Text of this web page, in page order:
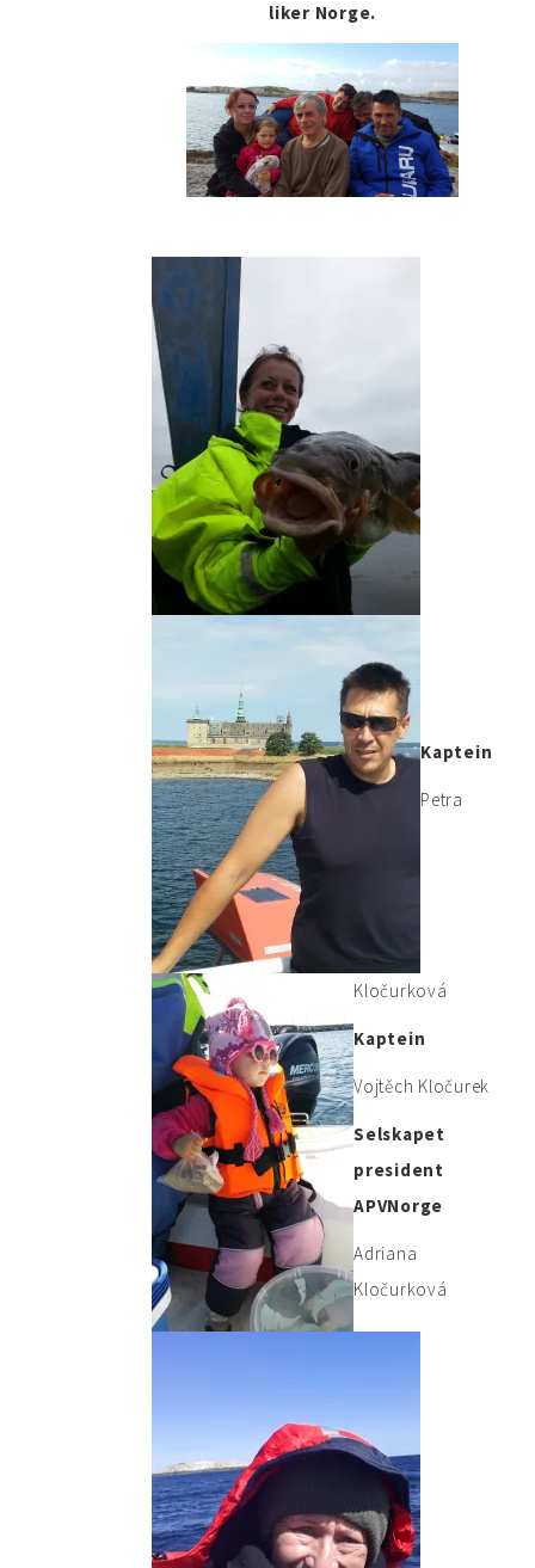
liker Norge.
Kaptein
Petra
Kločurková
Kaptein
Vojtěch Kločurek
Selskapet
president
APVNorge
Adriana
Kločurková